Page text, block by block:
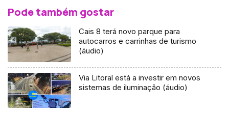
Pode também gostar
Cais 8 terá novo parque para
autocarros e carrinhas de turismo
(áudio)
Via Litoral está a investir em novos
sistemas de iluminação (áudio)